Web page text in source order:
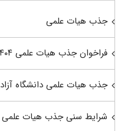
جذب هیات علمی
فراخوان جذب هیات علمی ۱۴۰۴
جذب هیات علمی دانشگاه آزاد
شرایط سنی جذب هیات علمی